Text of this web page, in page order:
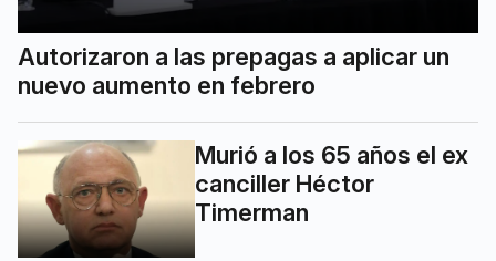
Autorizaron a las prepagas a aplicar un
nuevo aumento en febrero
Murió a los 65 años el ex
canciller Héctor
Timerman